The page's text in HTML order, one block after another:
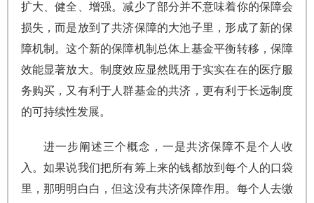
扩大、健全、增强。减少了部分并不意味着你的保障会
损失，而是放到了共济保障的大池子里，形成了新的保
障机制。这个新的保障机制总体上基金平衡转移，保障
效能显著放大。制度效应显然既用于实实在在的医疗服
务购买，又有利于人群基金的共济，更有利于长远制度
的可持续性发展。
进一步阐述三个概念，一是共济保障不是个人收
入。如果说我们把所有筹上来的钱都放到每个人的口袋
里，那明明白白，但这没有共济保障作用。每个人去缴